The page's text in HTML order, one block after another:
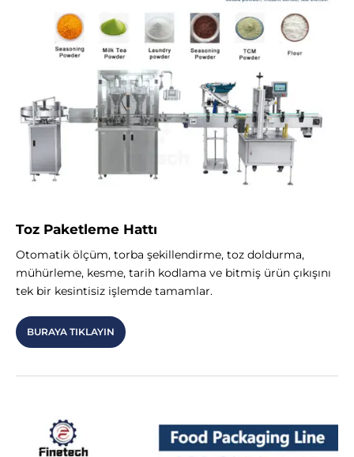
Toz Paketleme Hattı
Otomatik ölçüm, torba şekillendirme, toz doldurma,
mühürleme, kesme, tarih kodlama ve bitmiş ürün çıkışını
tek bir kesintisiz işlemde tamamlar.
BURAYA TIKLAYIN